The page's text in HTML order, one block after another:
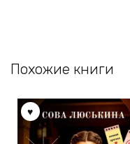
Похожие книги